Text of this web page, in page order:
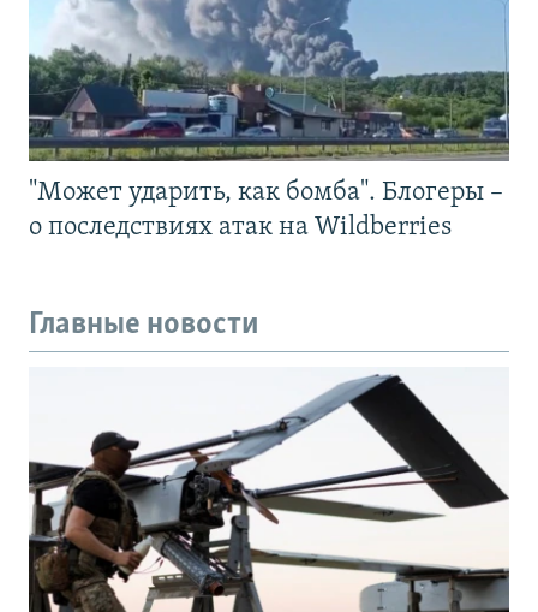
"Может ударить, как бомба". Блогеры –
о последствиях атак на Wildberries
Главные новости